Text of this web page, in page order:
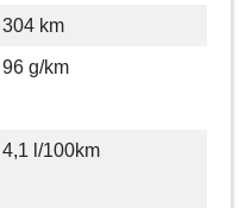
304 km
96 g/km
4,1 l/100km